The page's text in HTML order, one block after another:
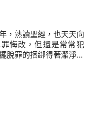
人結局的工作，為
末了一步工作是征服
的結局嗎？不就是為
作中顯出原形之後
征服工作之後便是賞
，熟讀聖經，也天天向
悔改，但還是常常犯
脫罪的捆綁得著潔淨，